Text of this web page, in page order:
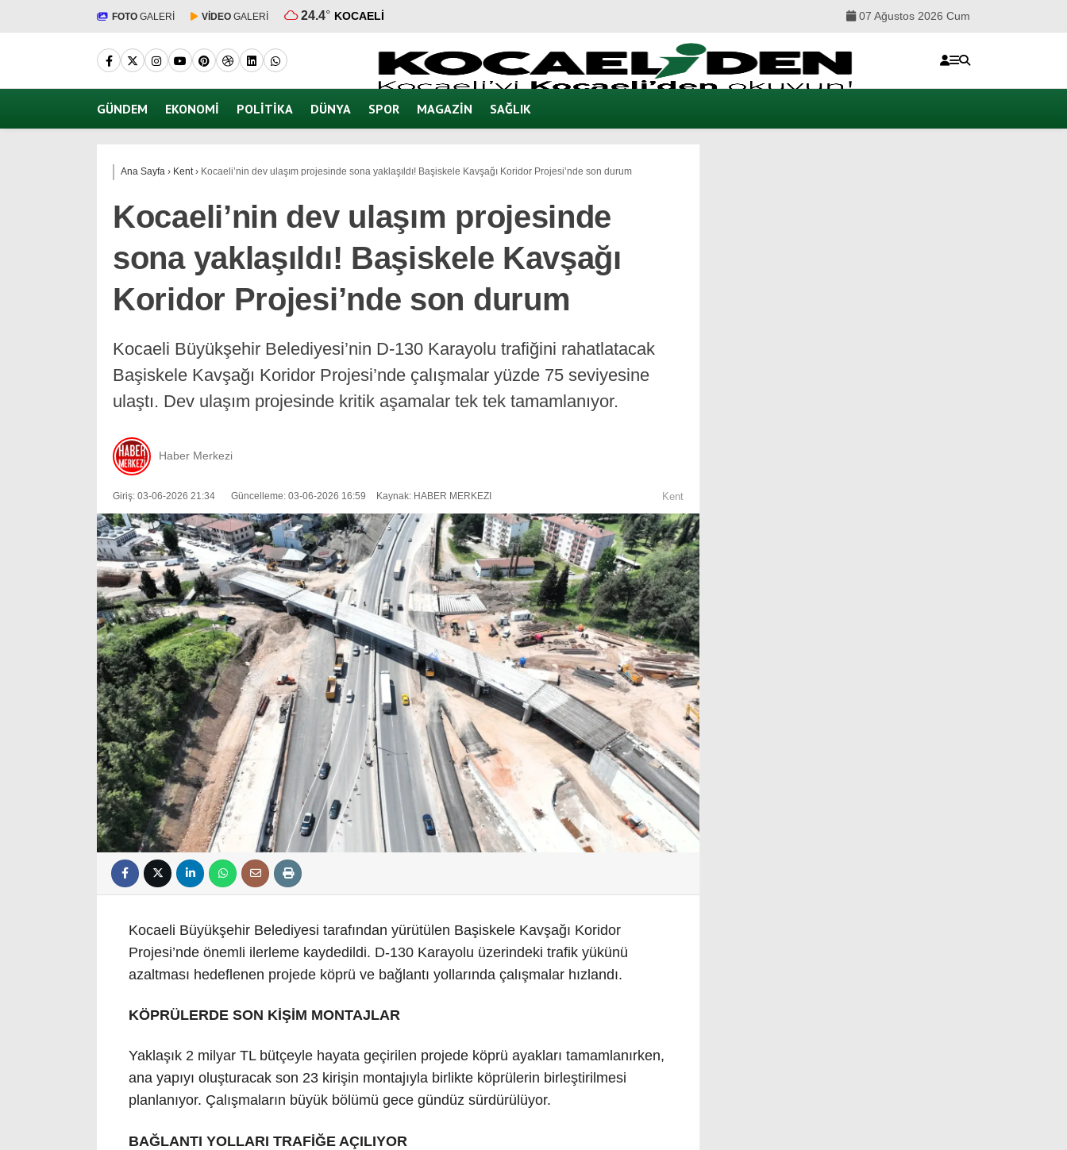
FOTO GALERİ VİDEO GALERİ 24.4° KOCAELI 07 Ağustos 2026 Cum
GÜNDEM EKONOMI POLITIKA DÜNYA SPOR MAGAZIN SAĞLIK
Ana Sayfa › Kent› Kocaeli’nin dev ulaşım projesinde sona yaklaşıldı! Başiskele Kavşağı Koridor Projesi’nde son durum
Kocaeli’nin dev ulaşım projesinde
sona yaklaşıldı! Başiskele Kavşağı
Koridor Projesi’nde son durum
Kocaeli Büyükşehir Belediyesi’nin D-130 Karayolu trafiğini rahatlatacak
Başiskele Kavşağı Koridor Projesi’nde çalışmalar yüzde 75 seviyesine
ulaştı. Dev ulaşım projesinde kritik aşamalar tek tek tamamlanıyor.
Haber Merkezi
Giriş: 03-06-2026 21:34 Güncelleme: 03-06-2026 16:59 Kaynak: HABER MERKEZI Kent
Kocaeli Büyükşehir Belediyesi tarafından yürütülen Başiskele Kavşağı Koridor
Projesi’nde önemli ilerleme kaydedildi. D-130 Karayolu üzerindeki trafik yükünü
azaltması hedeflenen projede köprü ve bağlantı yollarında çalışmalar hızlandı.
KÖPRÜLERDE SON KİŞİM MONTAJLAR
Yaklaşık 2 milyar TL bütçeyle hayata geçirilen projede köprü ayakları tamamlanırken,
ana yapıyı oluşturacak son 23 kirişin montajıyla birlikte köprülerin birleştirilmesi
planlanıyor. Çalışmaların büyük bölümü gece gündüz sürdürülüyor.
BAĞLANTI YOLLARI TRAFİĞE AÇILIYOR